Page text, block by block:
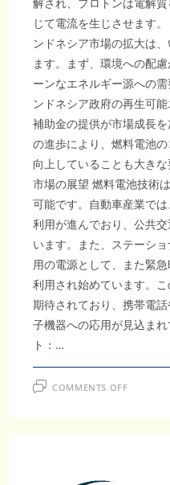
じて電流を生じさせます
ンドネシア市場の拡大は
ます。まず、環境への配
ーンなエネルギー源への
ンドネシア政府の再生可
補助金の提供が市場成長
の進歩により、燃料電池
向上していることも大き
市場の展望 燃料電池技術
可能です。自動車産業で
利用が進んでおり、公共
います。また、ステーシ
用の電源として、また緊
利用され始めています。
期待されており、携帯電
子機器への応用が見込ま
ト：…
COMMENTS OFFON